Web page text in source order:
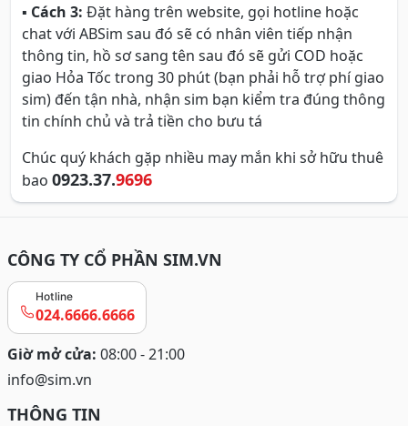
▪ Cách 3: Đặt hàng trên website, gọi hotline hoặc
chat với ABSim sau đó sẽ có nhân viên tiếp nhận
thông tin, hồ sơ sang tên sau đó sẽ gửi COD hoặc
giao Hỏa Tốc trong 30 phút (bạn phải hỗ trợ phí giao
sim) đến tận nhà, nhận sim bạn kiểm tra đúng thông
tin chính chủ và trả tiền cho bưu tá
Chúc quý khách gặp nhiều may mắn khi sở hữu thuê
bao 0923.37.9696
CÔNG TY CỔ PHẦN SIM.VN
Hotline
024.6666.6666
Giờ mở cửa: 08:00 - 21:00
info@sim.vn
THÔNG TIN